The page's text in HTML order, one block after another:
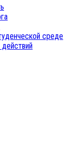
среде